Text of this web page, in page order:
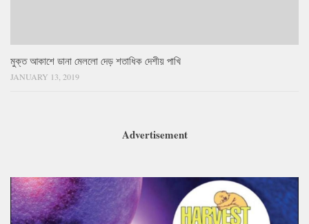
মুক্ত আকাশে ডানা মেললো দেড় শতাধিক দেশীয় পাখি
JANUARY 13, 2019
Advertisement